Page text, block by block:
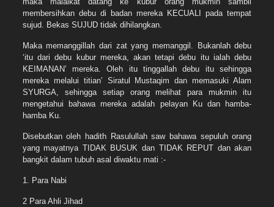
membersihkan debu di badan mereka KECUALI pada tempat
sujud. Bekas SUJUD tidak dihilangkan.
Maka memanggillah dari zat yang memanggil. Bukanlah debu
‘itu dari debu kubur mereka, akan tetapi debu itu ialah debu
KEIMANAN’ mereka. Oleh itu tinggallah debu itu sehingga
mereka melalui titian’ Siratul Mustaqim dan memasuki Alam
SYURGA, sehingga setiap orang melihat para mukmin itu
mengetahui bahawa mereka adalah pelayan Ku dan hamba-
hamba Ku.
Disebutkan oleh hadith Rasulullah saw bahawa sepuluh orang
yang mayatnya TIDAK BUSUK dan TIDAK REPUT dan akan
bangkit dalam tubuh asal diwaktu mati :-
1. Para Nabi
2 Para Ahli Jihad